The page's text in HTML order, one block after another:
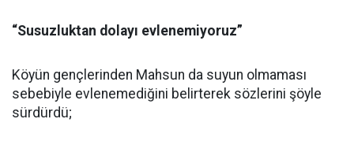
“Susuzluktan dolayı evlenemiyoruz”
Köyün gençlerinden Mahsun da suyun olmaması
sebebiyle evlenemediğini belirterek sözlerini şöyle
sürdürdü;